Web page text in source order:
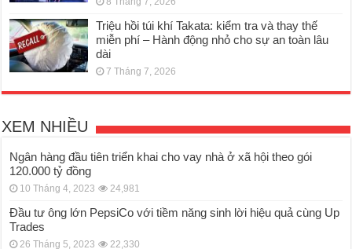
Triệu hồi túi khí Takata: kiểm tra và thay thế
miễn phí – Hành động nhỏ cho sự an toàn lâu
dài
7 Tháng 7, 2026
XEM NHIỀU
Ngân hàng đầu tiên triển khai cho vay nhà ở xã hội theo gói
120.000 tỷ đồng
10 Tháng 4, 2023 24,981
Đầu tư ông lớn PepsiCo với tiềm năng sinh lời hiệu quả cùng Up
Trades
26 Tháng 5, 2023 22,330